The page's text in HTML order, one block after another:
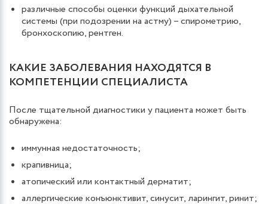
различные способы оценки функций дыхательной
системы (при подозрении на астму) – спирометрию,
бронхоскопию, рентген.
КАКИЕ ЗАБОЛЕВАНИЯ НАХОДЯТСЯ В
КОМПЕТЕНЦИИ СПЕЦИАЛИСТА
После тщательной диагностики у пациента может быть
обнаружена:
иммунная недостаточность;
крапивница;
атопический или контактный дерматит;
аллергические конъюнктивит, синусит, ларингит, ринит;